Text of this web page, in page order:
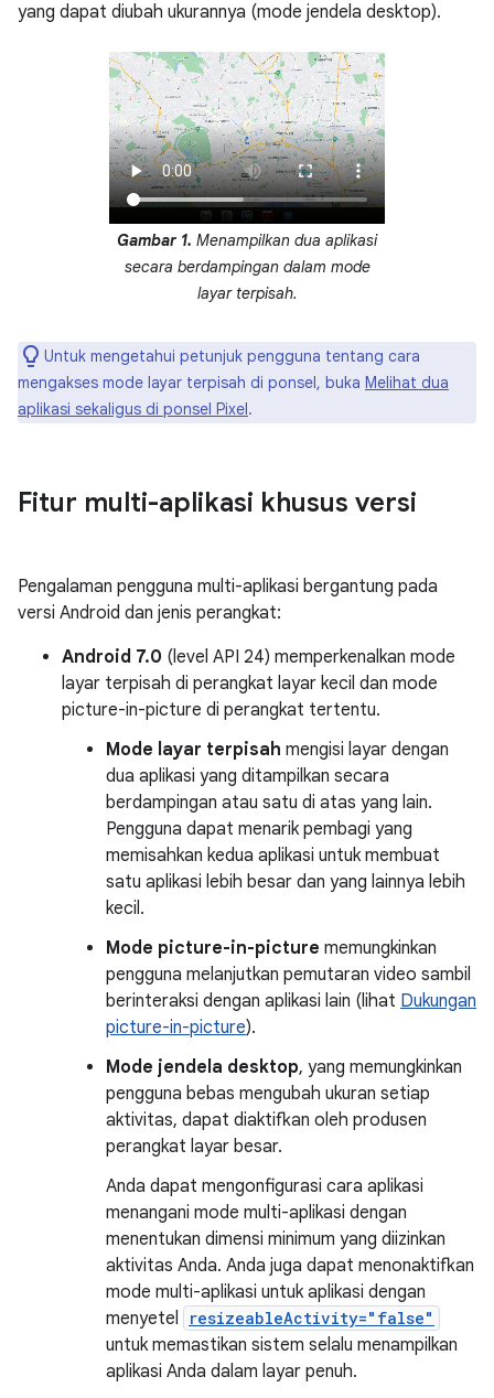
yang dapat diubah ukurannya (mode jendela desktop).
Gambar 1. Menampilkan dua aplikasi
secara berdampingan dalam mode
layar terpisah.
Untuk mengetahui petunjuk pengguna tentang cara
mengakses mode layar terpisah di ponsel, buka Melihat dua
aplikasi sekaligus di ponsel Pixel.
Fitur multi-aplikasi khusus versi
Pengalaman pengguna multi-aplikasi bergantung pada
versi Android dan jenis perangkat:
Android 7.0 (level API 24) memperkenalkan mode
layar terpisah di perangkat layar kecil dan mode
picture-in-picture di perangkat tertentu.
Mode layar terpisah mengisi layar dengan
dua aplikasi yang ditampilkan secara
berdampingan atau satu di atas yang lain.
Pengguna dapat menarik pembagi yang
memisahkan kedua aplikasi untuk membuat
satu aplikasi lebih besar dan yang lainnya lebih
kecil.
Mode picture-in-picture memungkinkan
pengguna melanjutkan pemutaran video sambil
berinteraksi dengan aplikasi lain (lihat Dukungan
picture-in-picture).
Mode jendela desktop, yang memungkinkan
pengguna bebas mengubah ukuran setiap
aktivitas, dapat diaktifkan oleh produsen
perangkat layar besar.
Anda dapat mengonfigurasi cara aplikasi
menangani mode multi-aplikasi dengan
menentukan dimensi minimum yang diizinkan
aktivitas Anda. Anda juga dapat menonaktifkan
mode multi-aplikasi untuk aplikasi dengan
menyetel
resizeableActivity="false"
untuk memastikan sistem selalu menampilkan
aplikasi Anda dalam layar penuh.